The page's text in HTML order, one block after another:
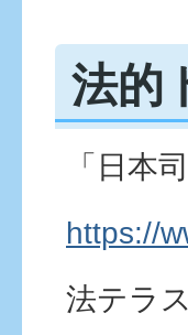
法的
「日本
https://
法テラ